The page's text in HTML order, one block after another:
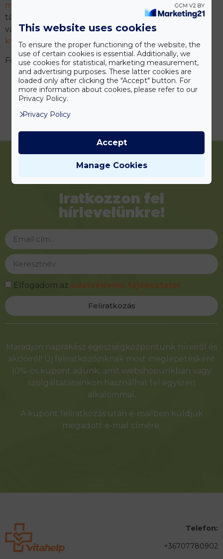
működésének támogatásához
különösen fontos
tápanyagok az
C-vitamin, aD-vitamin, a
vas
1, 2,3, aszelén, acink, abéta glükán
kvercetin
Forrás
https://www.cytoplan.co.uk/ask-the-
expert/boost-immune-system
Iratkozzon fel
hírlevelünkre!
Elfogadom az adatvédelmi tájékoztatót
Feliratkozás
Alternative:
Maradjon naprakész egészségközpontunk híreiről és
akcióiról! Új feliratkozóinknak most meglepetésként
10%-os kupont adunk, amit webshopunkban vagy
szolgáltatásainkon használhat fel egyszeri
alkalommal.
A kupont feliratkozás után e-mailben küldjük
megadott e-mail címére.
Telefon:
+36707780902
This website uses cookies
To ensure the proper functioning of the website, the
use of certain cookies is essential. Additionally, we
use cookies for statistical, marketing measurement,
and advertising purposes. These latter cookies are
loaded only after clicking the "Accept" button. For
more information about cookies, please refer to our
Privacy Policy.
Privacy Policy
Manage Cookies
Accept